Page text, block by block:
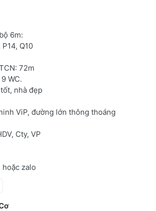
6m:
Q10
72m
WC.
nhà đẹp
ViP, đường lớn thông thoáng
Cty, VP
hoặc zalo